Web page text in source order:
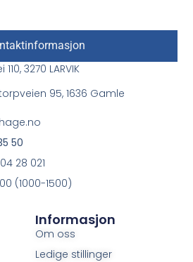
Informasjon
Om oss
Ledige stillinger
3270 LARVIK
95, 1636 Gamle
50
28 021
(1000-1500)